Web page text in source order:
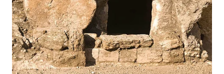
WN
LIKUPANG
WN
LABUANBAJO